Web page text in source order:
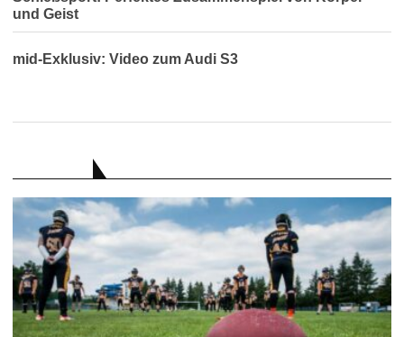
und Geist
mid-Exklusiv: Video zum Audi S3